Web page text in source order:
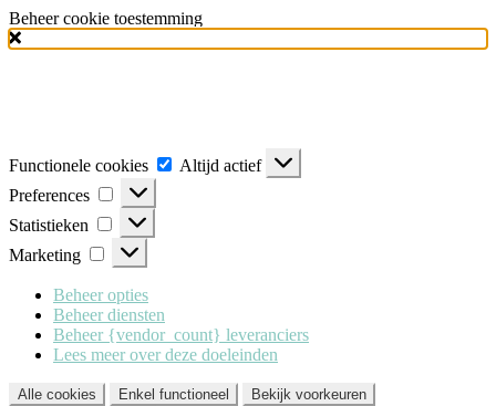
Beheer cookie toestemming
Functionele cookies
Functionele
cookies
Altijd actief
Preferences
Preferences
Statistieken Statistieken
Marketing Marketing
Beheer opties
Beheer diensten
Beheer {vendor_count} leveranciers
Lees meer over deze doeleinden
Alle cookies Enkel functioneel
Bekijk voorkeuren